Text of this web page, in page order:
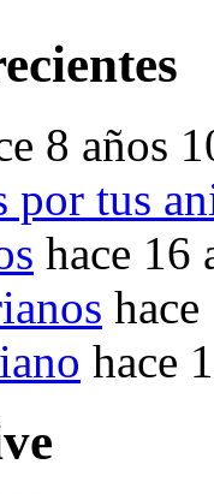
8 años
por tus
hace 16
hace